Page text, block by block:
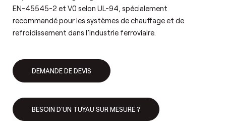
EN-45545-2 et V0 selon UL-94, spécialement
recommandé pour les systèmes de chauffage et de
refroidissement dans l’industrie ferroviaire.
DEMANDE DE DEVIS
BESOIN D'UN TUYAU SUR MESURE ?